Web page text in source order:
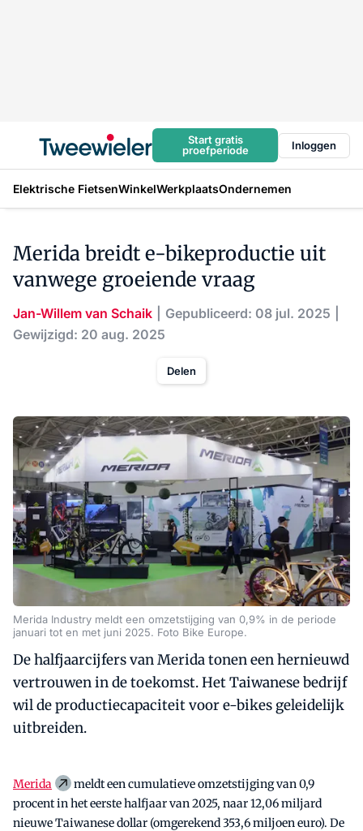
Start gratis
proefperiode
Inloggen
Elektrische FietsenWinkelWerkplaatsOndernemen
Merida breidt e-bikeproductie uit
vanwege groeiende vraag
Jan-Willem van Schaik
Gepubliceerd: 08 jul. 2025
Gewijzigd: 20 aug. 2025
Delen
Merida Industry meldt een omzetstijging van 0,9% in de periode
januari tot en met juni 2025. Foto Bike Europe.
De halfjaarcijfers van Merida tonen een hernieuwd
vertrouwen in de toekomst. Het Taiwanese bedrijf
wil de productiecapaciteit voor e-bikes geleidelijk
uitbreiden.
Merida
meldt een cumulatieve omzetstijging van 0,9
procent in het eerste halfjaar van 2025, naar 12,06 miljard
nieuwe Taiwanese dollar (omgerekend 353,6 miljoen euro). De